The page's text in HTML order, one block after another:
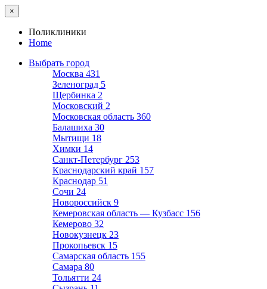
×
Поликлиники
Home
Выбрать город
Москва 431
Зеленоград 5
Щербинка 2
Московский 2
Московская область 360
Балашиха 30
Мытищи 18
Химки 14
Санкт-Петербург 253
Краснодарский край 157
Краснодар 51
Сочи 24
Новороссийск 9
Кемеровская область — Кузбасс 156
Кемерово 32
Новокузнецк 23
Прокопьевск 15
Самарская область 155
Самара 80
Тольятти 24